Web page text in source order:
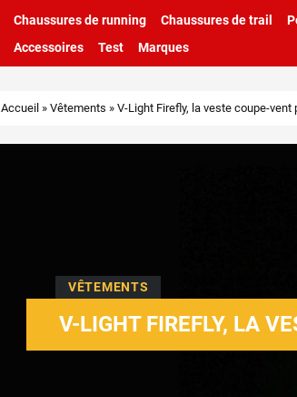
Chaussures de running Chaussures de trail
Accessoires
Test Marques
Accueil » Vêtements » V-Light Firefly, la veste coupe-
VÊTEMENTS
V-LIGHT FIREFLY, LA